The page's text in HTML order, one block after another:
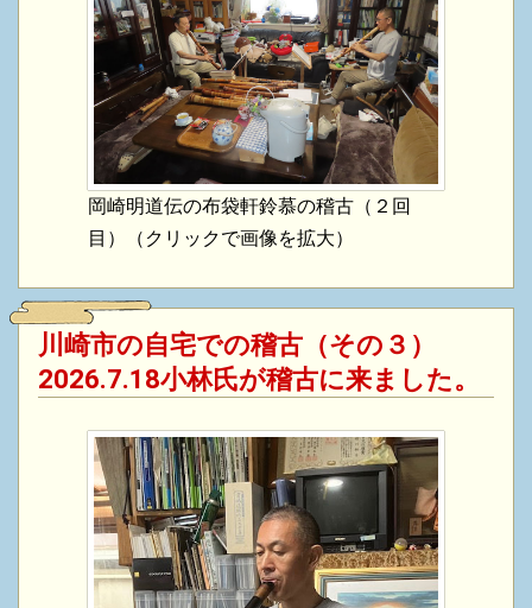
岡崎明道伝の布袋軒鈴慕の稽古（２回
目）（クリックで画像を拡大）
川崎市の自宅での稽古（その３）
2026.7.18小林氏が稽古に来ました。